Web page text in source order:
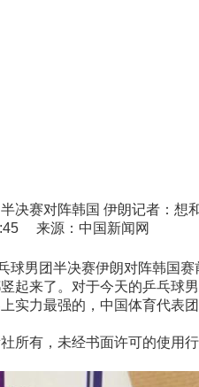
决赛对阵韩国 伊朗记者：想
来源：中国新闻网
男团半决赛伊朗对阵韩国赛
起来了。对于今天的乒乓球
实力最强的，中国体育代表
所有，未经书面许可的使用